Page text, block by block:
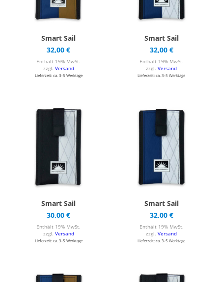
Smart Sail
32,00€
Enthält 19% MwSt.
zzgl. Versand
Lieferzeit: ca. 3-5 Werktage
Smart Sail
32,00 €
Enthält 19% MwSt.
zzgl.Versand
Lieferzeit: ca. 3-5 Werktage
Smart Sail
30,00€
Enthält 19% MwSt.
zzgl. Versand
Lieferzeit: ca. 3-5 Werktage
Smart Sail
32,00 €
Enthält 19% MwSt.
zzgl.Versand
Lieferzeit: ca. 3-5 Werktage